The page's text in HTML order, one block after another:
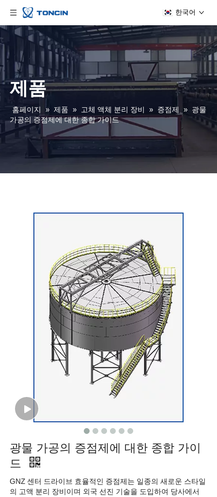
한국어
제품
홈페이지 » 제품 » 고체 액체 분리 장비 » 증점제 » 광물
가공의 증점제에 대한 종합 가이드
광물 가공의 증점제에 대한 종합 가이
드
GNZ 센터 드라이브 효율적인 증점제는 일종의 새로운 스타일
의 고액 분리 장비이며 외국 선진 기술을 도입하여 당사에서